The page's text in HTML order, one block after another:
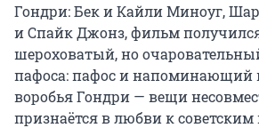
Гондри: Бек и Кайли Миноуг,
и Спайк Джонз, фильм
шероховатый, но
пафоса: пафос и напоминающий
воробья Гондри — вещи
признаётся в любви к